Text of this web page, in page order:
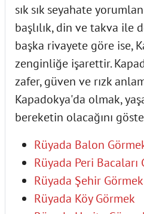
sık sık seyahate
başlılık, din ve takva ile
başka rivayete göre ise,
zenginliğe işarettir.
zafer, güven ve rızk
Kapadokya'da olmak,
bereketin olacağını
Rüyada Balon
Rüyada Peri Bacaları
Rüyada Şehir Görmek
Rüyada Köy Görmek